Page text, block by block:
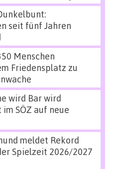
seit fünf Jahren
Menschen
Friedensplatz zu
wird Bar wird
SÖZ auf neue
meldet Rekord
Spielzeit 2026/2027